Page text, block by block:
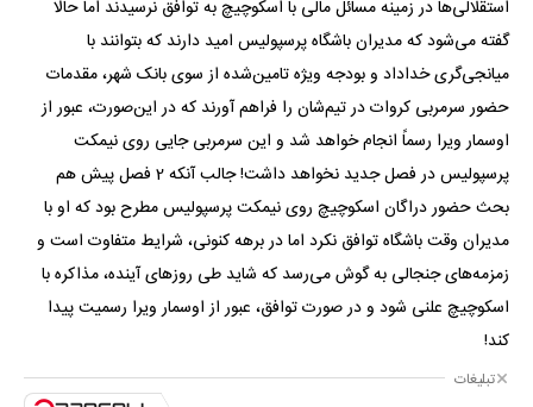
استقلالی‌ها در زمینه مسائل مالی با اسکوچیچ به توافق نرسیدند اما حالا
گفته می‌شود که مدیران باشگاه پرسپولیس امید دارند که بتوانند با
میانجی‌گری خداداد و بودجه ویژه تامین‌شده از سوی بانک شهر، مقدمات
حضور سرمربی کروات در تیم‌شان را فراهم آورند که در این‌صورت، عبور از
اوسمار ویرا رسماً انجام خواهد شد و این سرمربی جایی روی نیمکت
پرسپولیس در فصل جدید نخواهد داشت! جالب آنکه 2 فصل پیش هم
بحث حضور دراگان اسکوچیچ روی نیمکت پرسپولیس مطرح بود که او با
مدیران وقت باشگاه توافق نکرد اما در برهه کنونی، شرایط متفاوت است و
زمزمه‌های جنجالی به گوش می‌رسد که شاید طی روزهای آینده، مذاکره با
اسکوچیچ علنی شود و در صورت توافق، عبور از اوسمار ویرا رسمیت پیدا
کند!
تبلیغات